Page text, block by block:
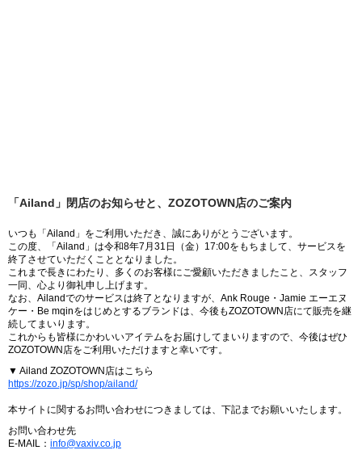
「Ailand」閉店のお知らせと、ZOZOTOWN店のご案内
いつも「Ailand」をご利用いただき、誠にありがとうございます。
この度、「Ailand」は令和8年7月31日（金）17:00をもちまして、サービスを
終了させていただくこととなりました。
これまで長きにわたり、多くのお客様にご愛顧いただきましたこと、スタッフ
一同、心より御礼申し上げます。
なお、Ailandでのサービスは終了となりますが、Ank Rouge・Jamie エーエヌ
ケー・Be mqinをはじめとするブランドは、今後もZOZOTOWN店にて販売を継
続してまいります。
これからも皆様にかわいいアイテムをお届けしてまいりますので、今後はぜひ
ZOZOTOWN店をご利用いただけますと幸いです。
▼ Ailand ZOZOTOWN店はこちら
https://zozo.jp/sp/shop/ailand/
本サイトに関するお問い合わせにつきましては、下記までお願いいたします。
お問い合わせ先
E-MAIL： info@vaxiv.co.jp